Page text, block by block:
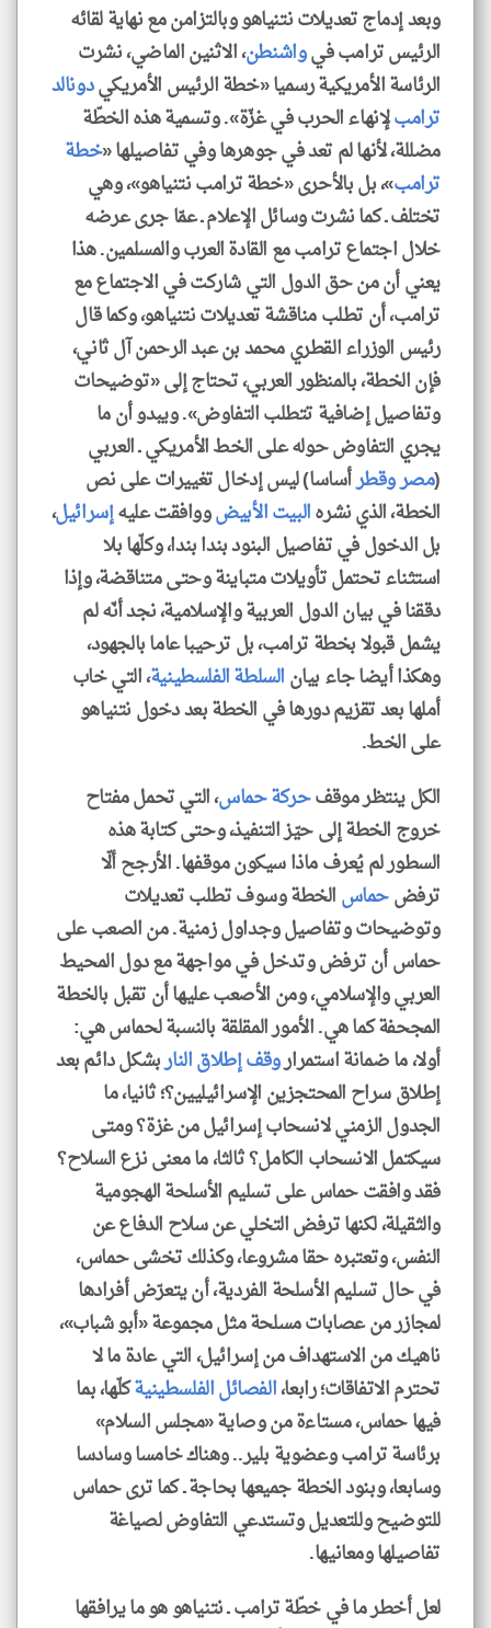
وبعد إدماج تعديلات نتنياهو وبالتزامن مع نهاية لقائه
الرئيس ترامب فيواشنطن، الاثنين الماضي، نشرت
الرئاسة الأمريكية رسميا «خطة الرئيس الأمريكيدونالد
ترامبلإنهاء الحرب في غزّة». وتسمية هذه الخطّة
مضللة، لأنها لم تعد في جوهرها وفي تفاصيلها «خطة
ترامب»، بل بالأحرى «خطة ترامب نتنياهو»، وهي
تختلف ـ كما نشرت وسائل الإعلام ـ عمّا جرى عرضه
خلال اجتماع ترامب مع القادة العرب والمسلمين. هذا
يعني أن من حق الدول التي شاركت في الاجتماع مع
ترامب، أن تطلب مناقشة تعديلات نتنياهو، وكما قال
رئيس الوزراء القطري محمد بن عبد الرحمن آل ثاني،
فإن الخطة، بالمنظور العربي، تحتاج إلى «توضيحات
وتفاصيل إضافية تتطلب التفاوض». ويبدو أن ما
يجري التفاوض حوله على الخط الأمريكي ـ العربي
(مصروقطرأساسا) ليس إدخال تغييرات على نص
الخطة، الذي نشرهالبيت الأبيضووافقت عليهإسرائيل،
بل الدخول في تفاصيل البنود بندا بندا، وكلّها بلا
استثناء تحتمل تأويلات متباينة وحتى متناقضة، وإذا
دققنا في بيان الدول العربية والإسلامية، نجد أنّه لم
يشمل قبولا بخطة ترامب، بل ترحيبا عاما بالجهود،
وهكذا أيضا جاء بيانالسلطة الفلسطينية، التي خاب
أملها بعد تقزيم دورها في الخطة بعد دخول نتنياهو
على الخط.
الكل ينتظر موقفحركة حماس، التي تحمل مفتاح
خروج الخطة إلى حيّز التنفيذ، وحتى كتابة هذه
السطور لم يُعرف ماذا سيكون موقفها. الأرجح ألّا
ترفضحماسالخطة وسوف تطلب تعديلات
وتوضيحات وتفاصيل وجداول زمنية. من الصعب على
حماس أن ترفض وتدخل في مواجهة مع دول المحيط
العربي والإسلامي، ومن الأصعب عليها أن تقبل بالخطة
المجحفة كما هي. الأمور المقلقة بالنسبة لحماس هي:
أولا، ما ضمانة استمراروقف إطلاق الناربشكل دائم بعد
إطلاق سراح المحتجزين الإسرائيليين؟؛ ثانيا، ما
الجدول الزمني لانسحاب إسرائيل من غزة؟ ومتى
سيكتمل الانسحاب الكامل؟ ثالثا، ما معنى نزع السلاح؟
فقد وافقت حماس على تسليم الأسلحة الهجومية
والثقيلة، لكنها ترفض التخلي عن سلاح الدفاع عن
النفس، وتعتبره حقا مشروعا، وكذلك تخشى حماس،
في حال تسليم الأسلحة الفردية، أن يتعرّض أفرادها
لمجازر من عصابات مسلحة مثل مجموعة «أبو شباب»،
ناهيك من الاستهداف من إسرائيل، التي عادة ما لا
تحترم الاتفاقات؛ رابعا،الفصائل الفلسطينيةكلّها، بما
فيها حماس، مستاءة من وصاية «مجلس السلام»
برئاسة ترامب وعضوية بلير.. وهناك خامسا وسادسا
وسابعا، وبنود الخطة جميعها بحاجة ـ كما ترى حماس
للتوضيح وللتعديل وتستدعي التفاوض لصياغة
تفاصيلها ومعانيها.
لعل أخطر ما في خطّة ترامب ـ نتنياهو هو ما يرافقها